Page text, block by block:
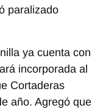
paralizado
ya cuenta con
incorporada al
Cortaderas
año. Agregó que